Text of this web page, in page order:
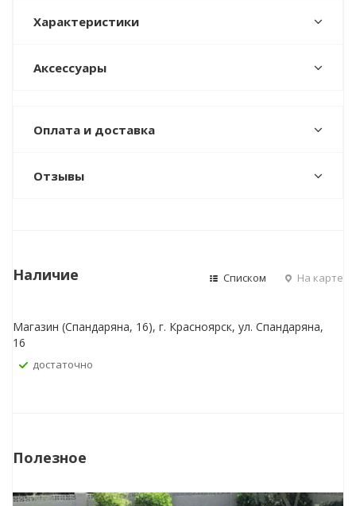
Характеристики
Аксессуары
Оплата и доставка
Отзывы
Наличие Списком На карте
Магазин (Спандаряна, 16), г. Красноярск, ул. Спандаряна,
16
Достаточно
Полезное